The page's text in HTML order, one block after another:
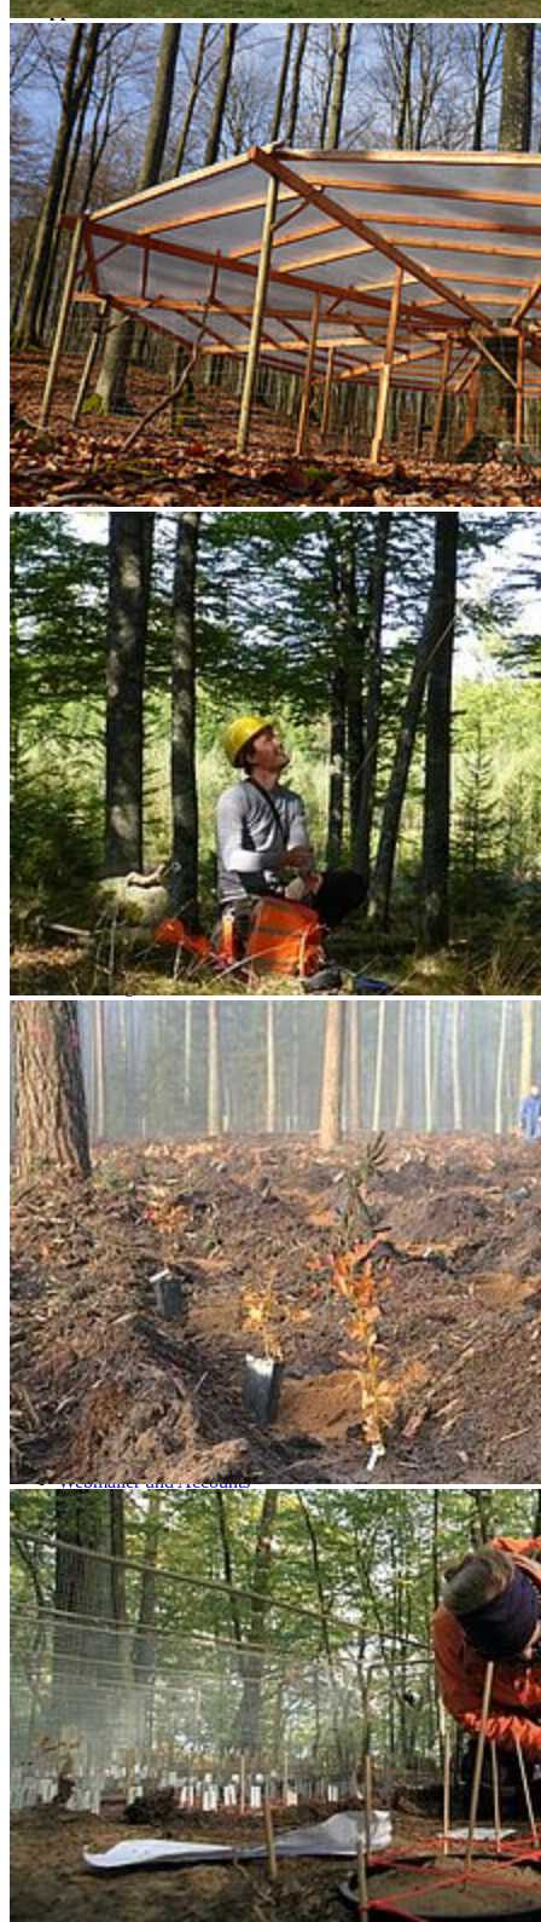
Uniapp
Karte
Campus Innenstadt Campus Berthold-Beitz-Platz Campus
Soldmannstraße Campus Loefflerstraße
Campus Innenstadt
Campus Berthold-Beitz-Platz
Campus Soldmannstraße
Campus Loefflerstraße
Kontakt
Universität Greifswald
Domstraße 11
17489 Greifswald
Telefon +49 3834 420 0
Telefax +49 3834 420 1105
Uni Greifswald
News
Veranstaltungskalender
Telefonsuche
Organigramm
Einrichtungen A bis Z
Zuständigkeiten A bis Z
Universitätsmedizin
Sprachenzentrum
Stellenangebote
Satzungen & Formulare
Uniladen
Studierende
Selbstbedienungsportal
Vorlesungsverzeichnisse
Sprachenportal
Termine und Fristen
Prüfungs- und Studienordnungen
Alle Studienfächer
Zentrale Studienberatung
Studierendensekretariat
Zentrales Prüfungsamt
Studierendenportal
Service
Webmailer und Accounts
Kontakt
Lagepläne
Konfliktmanagement
Sitemap
Barrierefreiheit
Datenschutz
Impressum
© 2026 Universität GreifswaldPage Identifier: 51901
Nach oben